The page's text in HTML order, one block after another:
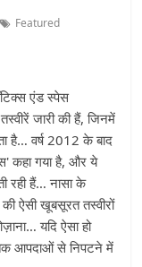
Featured
एंड स्पेस
जारी की हैं, जिनमें
है… वर्ष 2012 के बाद
कहा गया है, और ये
रही हैं… नासा के
ऐसी खूबसूरत तस्वीरों
यदि ऐसा हो
आपदाओं से निपटने में